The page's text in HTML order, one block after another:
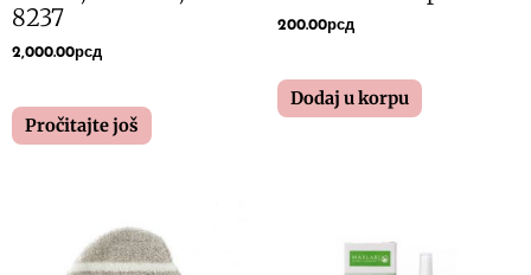
8237
2,000.00рсд
Pročitajte još
200.00рсд
Dodaj u korpu